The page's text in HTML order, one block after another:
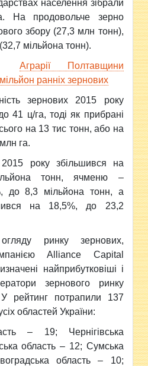
населення зібрали
На продовольче зерно
збору (27,3 млн тонн),
мільйона тонн).
Аграрії Полтавщини
ранніх зернових
зернових 2015 року
41 ц/га, тоді як прибрані
на 13 тис тонн, або на
га.
року збільшився на
тонн, ячменю –
до 8,3 мільйона тонн, а
на 18,5%, до 23,2
ринку зернових,
Alliance Capital
найприбутковіші і
зернового ринку
рейтинг потрапили 137
областей України:
– 19; Чернігівська
область – 12; Сумська
область – 10;